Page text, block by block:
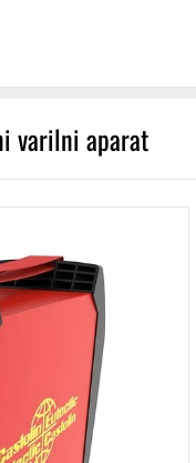
varilni aparat